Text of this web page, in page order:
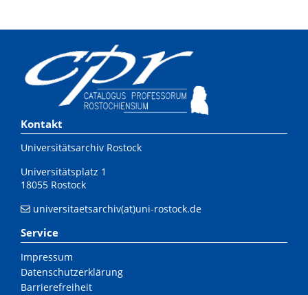
Kontakt
Universitätsarchiv Rostock
Universitätsplatz 1
18055 Rostock
universitaetsarchiv(at)uni-rostock.de
Service
Impressum
Datenschutzerklärung
Barrierefreiheit